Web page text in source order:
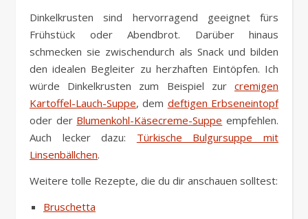
Dinkelkrusten sind hervorragend geeignet fürs
Frühstück oder Abendbrot. Darüber hinaus
schmecken sie zwischendurch als Snack und bilden
den idealen Begleiter zu herzhaften Eintöpfen. Ich
würde Dinkelkrusten zum Beispiel zur cremigen
Kartoffel-Lauch-Suppe, dem deftigen Erbseneintopf
oder der Blumenkohl-Käsecreme-Suppe empfehlen.
Auch lecker dazu: Türkische Bulgursuppe mit
Linsenbällchen.
Weitere tolle Rezepte, die du dir anschauen solltest:
Bruschetta